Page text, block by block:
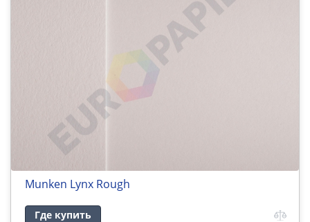
Munken Lynx Rough
Где купить